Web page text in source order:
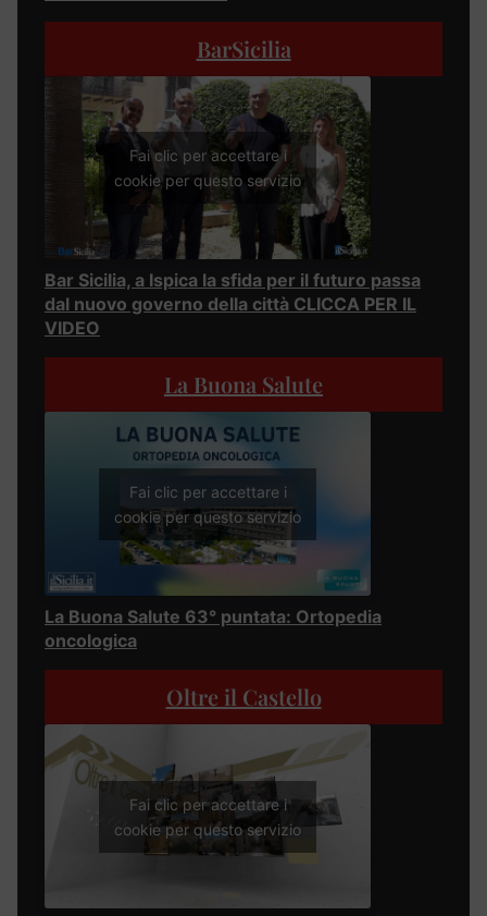
BarSicilia
Fai clic per accettare i
cookie per questo servizio
Bar Sicilia, a Ispica la sfida per il futuro passa
dal nuovo governo della città CLICCA PER IL
VIDEO
La Buona Salute
Fai clic per accettare i
cookie per questo servizio
La Buona Salute 63° puntata: Ortopedia
oncologica
Oltre il Castello
Fai clic per accettare i
cookie per questo servizio